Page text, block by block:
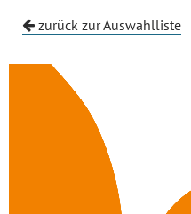
zurück zur Auswahlliste